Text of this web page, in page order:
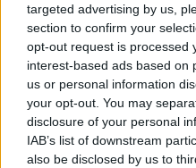
targeted advertising by us,
section to confirm your
opt-out request is processed
interest-based ads based on
us or personal information
your opt-out. You may
disclosure of your personal
IAB’s list of downstream
also be disclosed by us to
2016 februárjában,
posztot ezzel a címmel:
gasztroforradalom. A
mert nehéz volt
szólt, hogy
lassan lehetetlen